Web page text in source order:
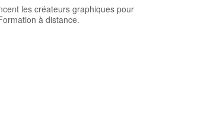
les créateurs graphiques pour
à distance.